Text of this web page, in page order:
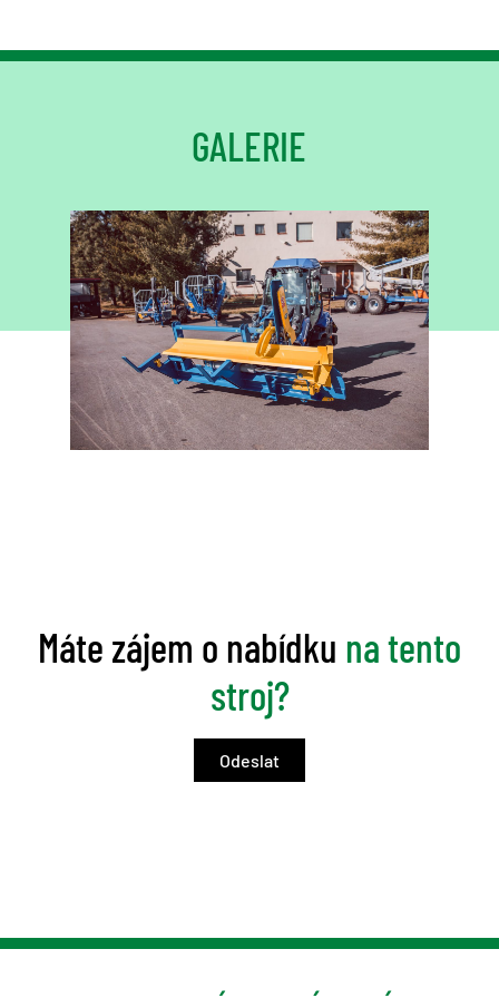
GALERIE
Máte zájem o nabídku na tento
stroj?